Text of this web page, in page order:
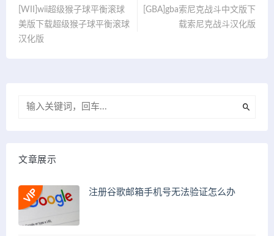
[WII]wii超级猴子球平衡滚球
美版下载超级猴子球平衡滚球
汉化版
[GBA]gba索尼克战斗中文版下
载索尼克战斗汉化版
文章展示
注册谷歌邮箱手机号无法验证怎么办